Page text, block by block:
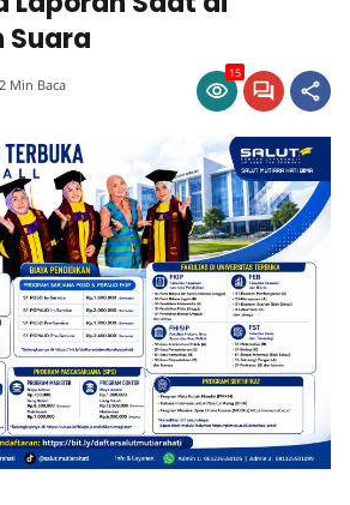
Suara
2 Min Baca
15